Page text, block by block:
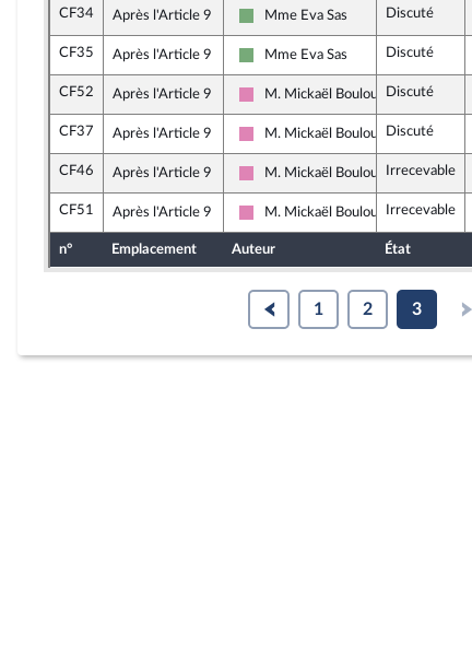
CF34 Après l'Article 9
Écologiste - NUPES
Mme Eva Sas Discuté
CF35 Après l'Article 9
Écologiste - NUPES
Mme Eva Sas Discuté
CF52 Après l'Article 9
Socialistes et apparentés
M. Mickaël Bouloux Discuté
CF37 Après l'Article 9
Socialistes et apparentés
M. Mickaël Bouloux Discuté
CF46 Après l'Article 9
Socialistes et apparentés
M. Mickaël Bouloux Irrecevable
CF51 Après l'Article 9
Socialistes et apparentés
M. Mickaël Bouloux Irrecevable
n° Emplacement Auteur État
1 2 3